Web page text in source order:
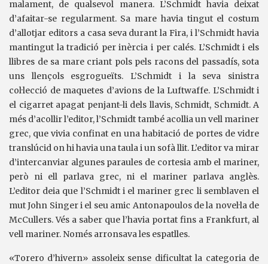
malament, de qualsevol manera. L’Schmidt havia deixat
d’afaitar-se regularment. Sa mare havia tingut el costum
d’allotjar editors a casa seva durant la Fira, i l’Schmidt havia
mantingut la tradició per inèrcia i per calés. L’Schmidt i els
llibres de sa mare criant pols pels racons del passadís, sota
uns llençols esgrogueïts. L’Schmidt i la seva sinistra
col·lecció de maquetes d’avions de la Luftwaffe. L’Schmidt i
el cigarret apagat penjant-li dels llavis, Schmidt, Schmidt. A
més d’acollir l’editor, l’Schmidt també acollia un vell mariner
grec, que vivia confinat en una habitació de portes de vidre
translúcid on hi havia una taula i un sofà llit. L’editor va mirar
d’intercanviar algunes paraules de cortesia amb el mariner,
però ni ell parlava grec, ni el mariner parlava anglès.
L’editor deia que l’Schmidt i el mariner grec li semblaven el
mut John Singer i el seu amic Antonapoulos de la novel·la de
McCullers. Vés a saber que l’havia portat fins a Frankfurt, al
vell mariner. Només arronsava les espatlles.
«Torero d’hivern» assoleix sense dificultat la categoria de